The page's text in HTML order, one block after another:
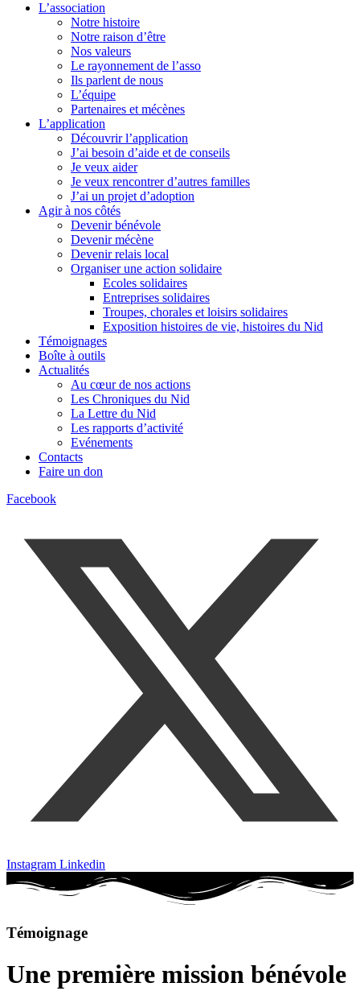
L’association
Notre histoire
Notre raison d’être
Nos valeurs
Le rayonnement de l’asso
Ils parlent de nous
L’équipe
Partenaires et mécènes
L’application
Découvrir l’application
J’ai besoin d’aide et de conseils
Je veux aider
Je veux rencontrer d’autres familles
J’ai un projet d’adoption
Agir à nos côtés
Devenir bénévole
Devenir mécène
Devenir relais local
Organiser une action solidaire
Ecoles solidaires
Entreprises solidaires
Troupes, chorales et loisirs solidaires
Exposition histoires de vie, histoires du Nid
Témoignages
Boîte à outils
Actualités
Au cœur de nos actions
Les Chroniques du Nid
La Lettre du Nid
Les rapports d’activité
Evénements
Contacts
Faire un don
Facebook
Instagram Linkedin
Témoignage
Une première mission bénévole